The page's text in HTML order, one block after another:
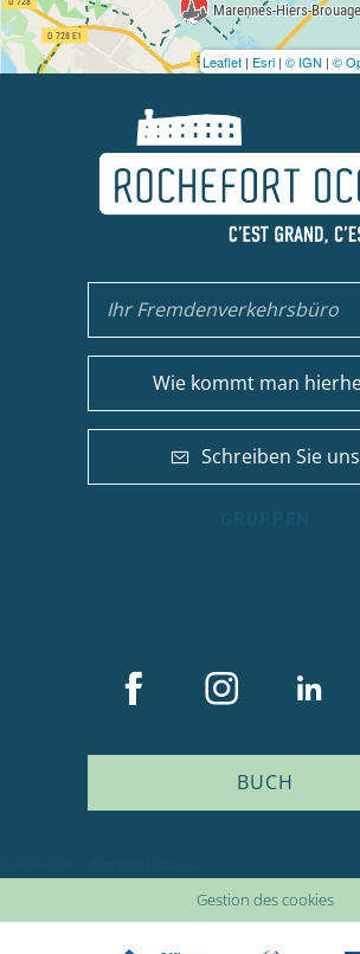
Leaflet | Esri | © IGN | ©
Ihr Fremdenverkehrsbüro
Wie kommt man
Schreiben Sie uns
BUCH
Gestion des cookies